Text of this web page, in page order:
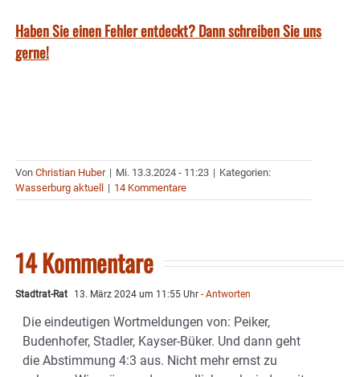
Haben Sie einen Fehler entdeckt? Dann schreiben Sie uns
gerne!
Von Christian Huber | Mi. 13.3.2024 - 11:23 | Kategorien:
Wasserburg aktuell
| 14 Kommentare
14 Kommentare
Stadtrat-Rat 13. März 2024 um 11:55 Uhr - Antworten
Die eindeutigen Wortmeldungen von: Peiker,
Budenhofer, Stadler, Kayser-Büker. Und dann geht
die Abstimmung 4:3 aus. Nicht mehr ernst zu